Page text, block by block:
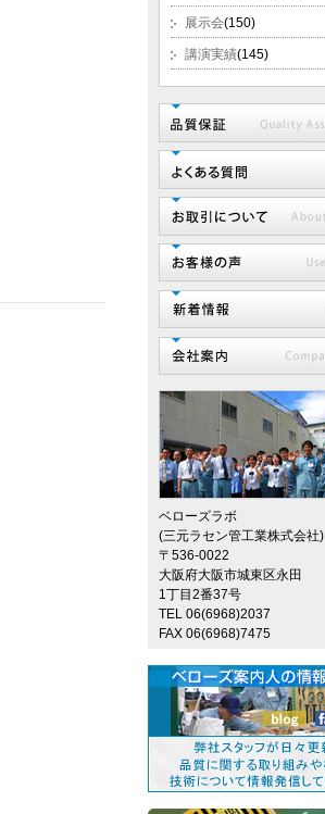
展示会(150)
講演実績(145)
ベローズラボ
(三元ラセン管工業株式会社)
〒536-0022
大阪府大阪市城東区永田
1丁目2番37号
TEL 06(6968)2037
FAX 06(6968)7475